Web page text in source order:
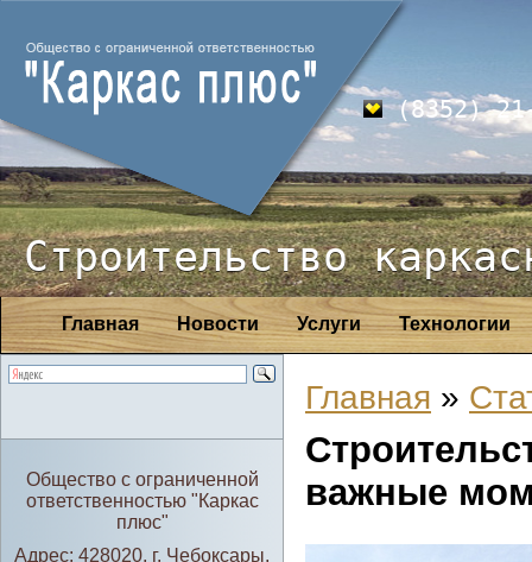
(8352)
Строительство
Технологии
Услуги
Новости
Главная
Общество с ограниченной
ответственностью "Каркас
плюс"
Адрес: 428020, г. Чебоксары,
Главная »
важные